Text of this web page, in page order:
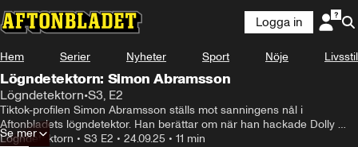
Logga in
Hem Serier Nyheter Sport Nöje Livsstil
Lögndetektorn: Simon Abramsson
Lögndetektorn•S3, E2
Tiktok-profilen Simon Abramsson ställs mot sanningens nål i
Aftonbladets lögndetektor. Han berättar om när han hackade Dolly
Styles konto som tolvåring – och vad som hände efter. Hör frågan han
Lögndetektorn • S3 E2 • 24.09.25 • 11 min
Se mer